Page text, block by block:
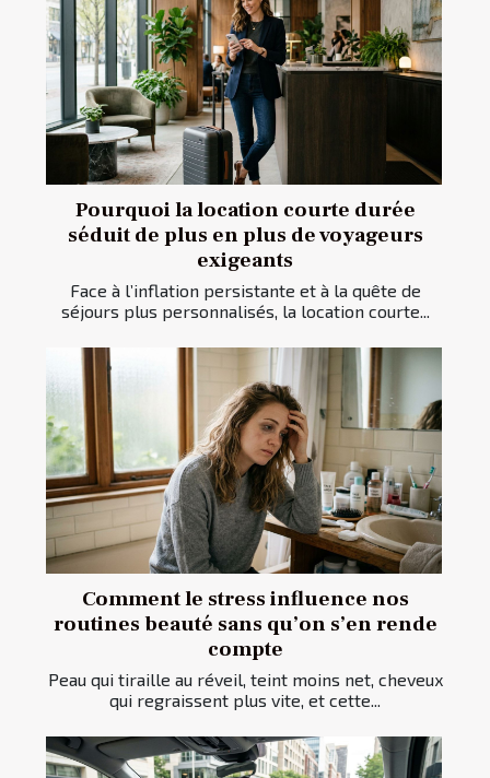
Pourquoi la location courte durée
séduit de plus en plus de voyageurs
exigeants
Face à l’inflation persistante et à la quête de
séjours plus personnalisés, la location courte...
Comment le stress influence nos
routines beauté sans qu’on s’en rende
compte
Peau qui tiraille au réveil, teint moins net, cheveux
qui regraissent plus vite, et cette...